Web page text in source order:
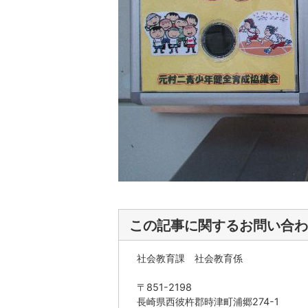
この記事に関するお問い合
社会教育課 社会教育係
〒851-2198
長崎県西彼杵郡時津町浦郷274-1